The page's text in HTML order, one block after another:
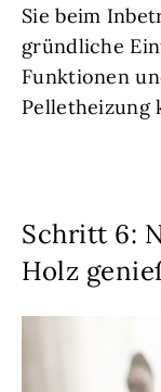
Sie beim
gründliche
Funktionen
Pelletheizung
Schritt 6:
Holz